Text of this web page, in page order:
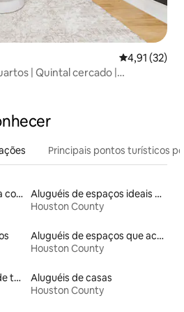
4,91 de uma
4,91 (32)
| Quintal cercado |
Principais pontos turísticos
Locações por temporada com piscina
Aluguéis de espaços ideais para famílias
Houston County
Aluguéis de espaços que aceitam animais de estimação
Houston County
Aluguel por temporada de townhouses
Aluguéis de casas
Houston County